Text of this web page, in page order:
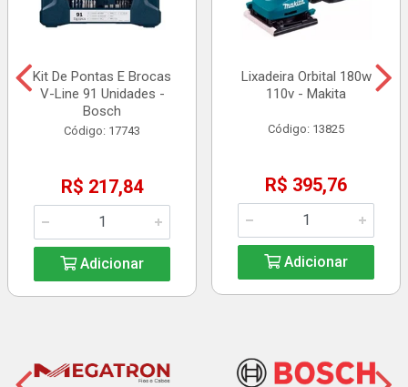
Kit De Pontas E Brocas
V-Line 91 Unidades -
Bosch
Código: 17743
R$ 217,84
Adicionar
Lixadeira Orbital 180w
110v - Makita
Código: 13825
R$ 395,76
Adicionar